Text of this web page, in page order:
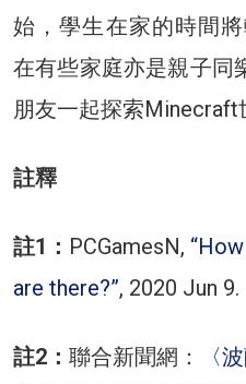
始，學生在家的時間
在有些家庭亦是親子同
朋友一起探索Minecraft
註釋
註1： PCGamesN,
are there?”, 2020 Jun 9.
註2： 聯合新聞網：
〈